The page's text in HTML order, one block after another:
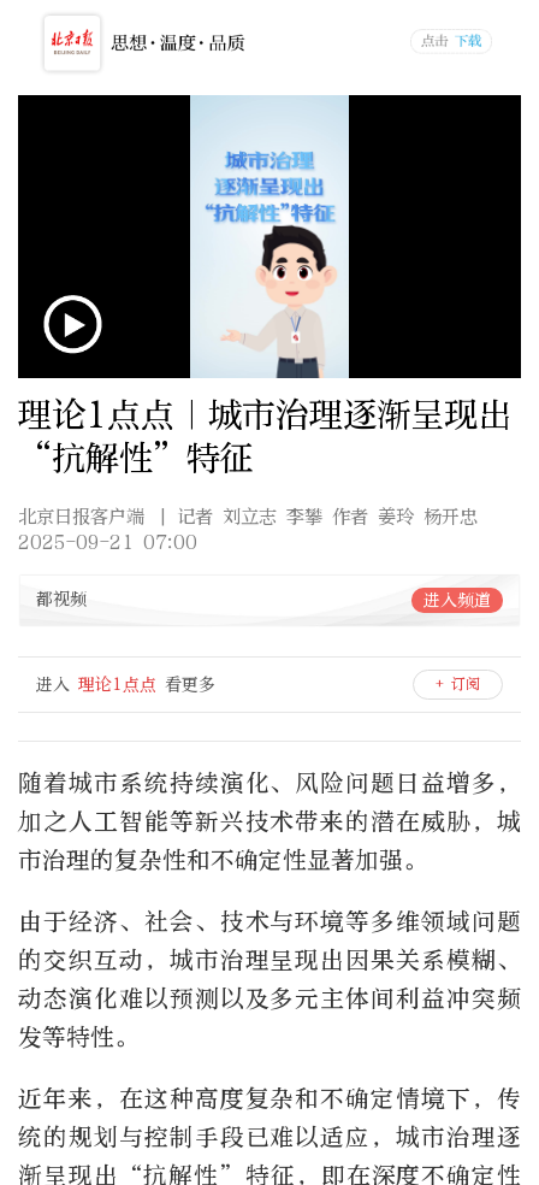
理论1点点｜城市治理逐渐呈现出
“抗解性”特征
北京日报客户端
| 记者 刘立志 李攀 作者 姜玲 杨开忠
2025-09-21 07:00
都视频 进入频道
进入 理论1点点 看更多 + 订阅
随着城市系统持续演化、风险问题日益增多，
加之人工智能等新兴技术带来的潜在威胁，城
市治理的复杂性和不确定性显著加强。
由于经济、社会、技术与环境等多维领域问题
的交织互动，城市治理呈现出因果关系模糊、
动态演化难以预测以及多元主体间利益冲突频
发等特性。
近年来，在这种高度复杂和不确定情境下，传
统的规划与控制手段已难以适应，城市治理逐
渐呈现出“抗解性”特征，即在深度不确定性